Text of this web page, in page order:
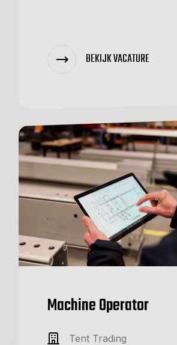
BEKIJK VACATURE
Machine Operator
Tent Trading